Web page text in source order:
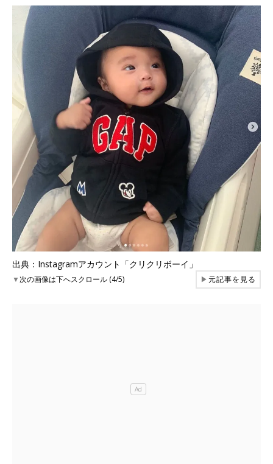
出典：Instagramアカウント「クリクリボーイ」
▼次の画像は下へスクロール (4/5) ▶元記事を見る